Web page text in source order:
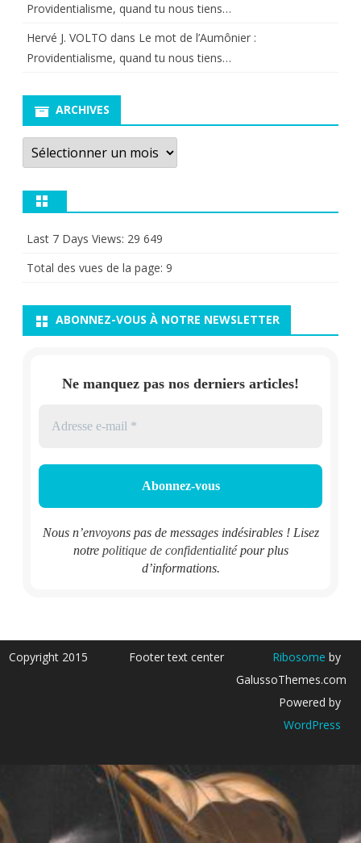
Providentialisme, quand tu nous tiens…
Hervé J. VOLTO dans Le mot de l’Aumônier :
Providentialisme, quand tu nous tiens…
ARCHIVES
Archives
Last 7 Days Views: 29 649
Total des vues de la page: 9
ABONNEZ-VOUS À NOTRE NEWSLETTER
Ne manquez pas nos derniers articles!
Nous n’envoyons pas de messages indésirables ! Lisez
notre politique de confidentialitépour plus
d’informations.
Copyright 2015 Footer text center Ribosome by
GalussoThemes.com
Powered by
WordPress